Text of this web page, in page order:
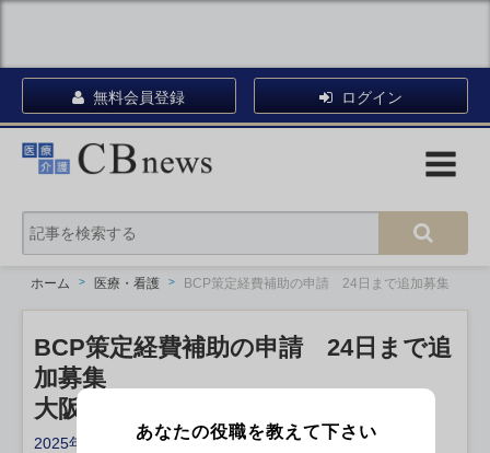
無料会員登録 ログイン
ホーム 医療・看護 BCP策定経費補助の申請 24日まで追加募集
BCP策定経費補助の申請 24日まで追
加募集
大阪府
2025年12月04日 14:45
あなたの役職を教えて下さい